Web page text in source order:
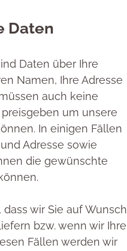
Daten
Daten über Ihre
Namen, Ihre Adresse
auch keine
um unsere
In einigen Fällen
Adresse sowie
die gewünschte
wir Sie auf Wunsch
bzw. wenn wir Ihre
Fällen werden wir